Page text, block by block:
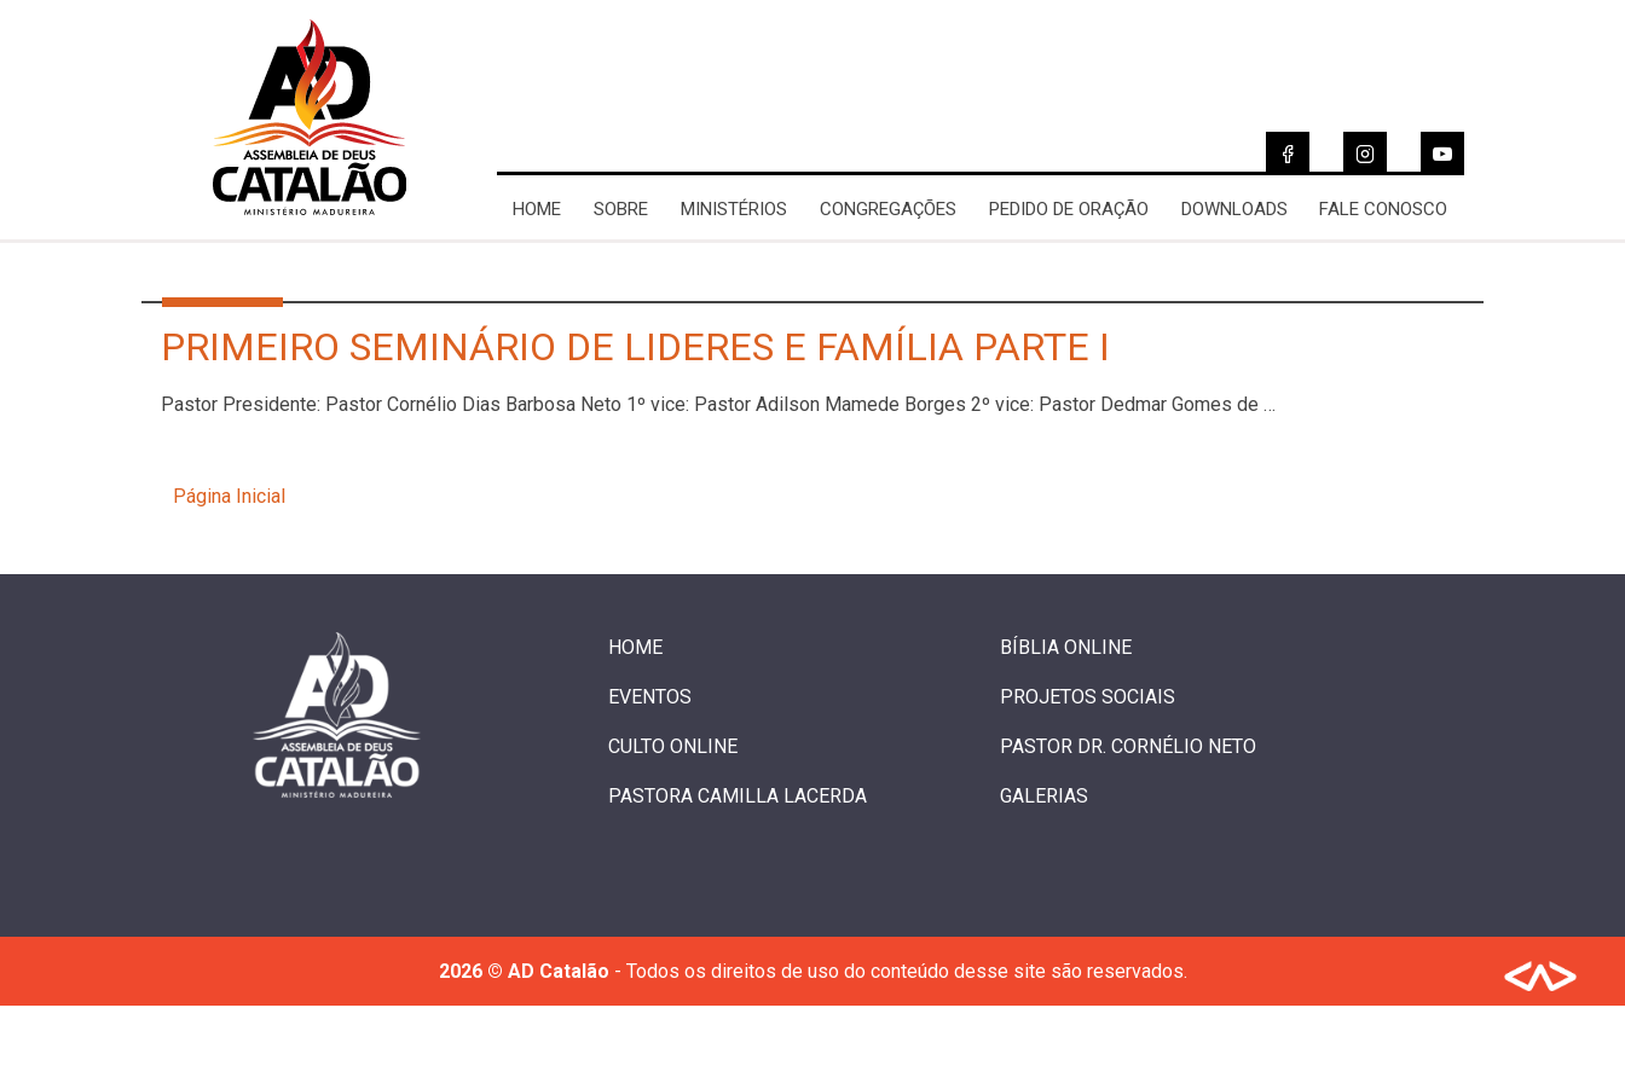
HOME SOBRE MINISTÉRIOS CONGREGAÇÕES PEDIDO DE ORAÇÃO DOWNLOADS FALE CONOSCO
PRIMEIRO SEMINÁRIO DE LIDERES E FAMÍLIA PARTE I
Pastor Presidente: Pastor Cornélio Dias Barbosa Neto 1º vice: Pastor Adilson Mamede Borges 2º vice: Pastor Dedmar Gomes de …
Página Inicial
HOME BÍBLIA ONLINE
EVENTOS PROJETOS SOCIAIS
CULTO ONLINE PASTOR DR. CORNÉLIO NETO
PASTORA CAMILLA LACERDA GALERIAS
2026 © AD Catalão - Todos os direitos de uso do conteúdo desse site são reservados.